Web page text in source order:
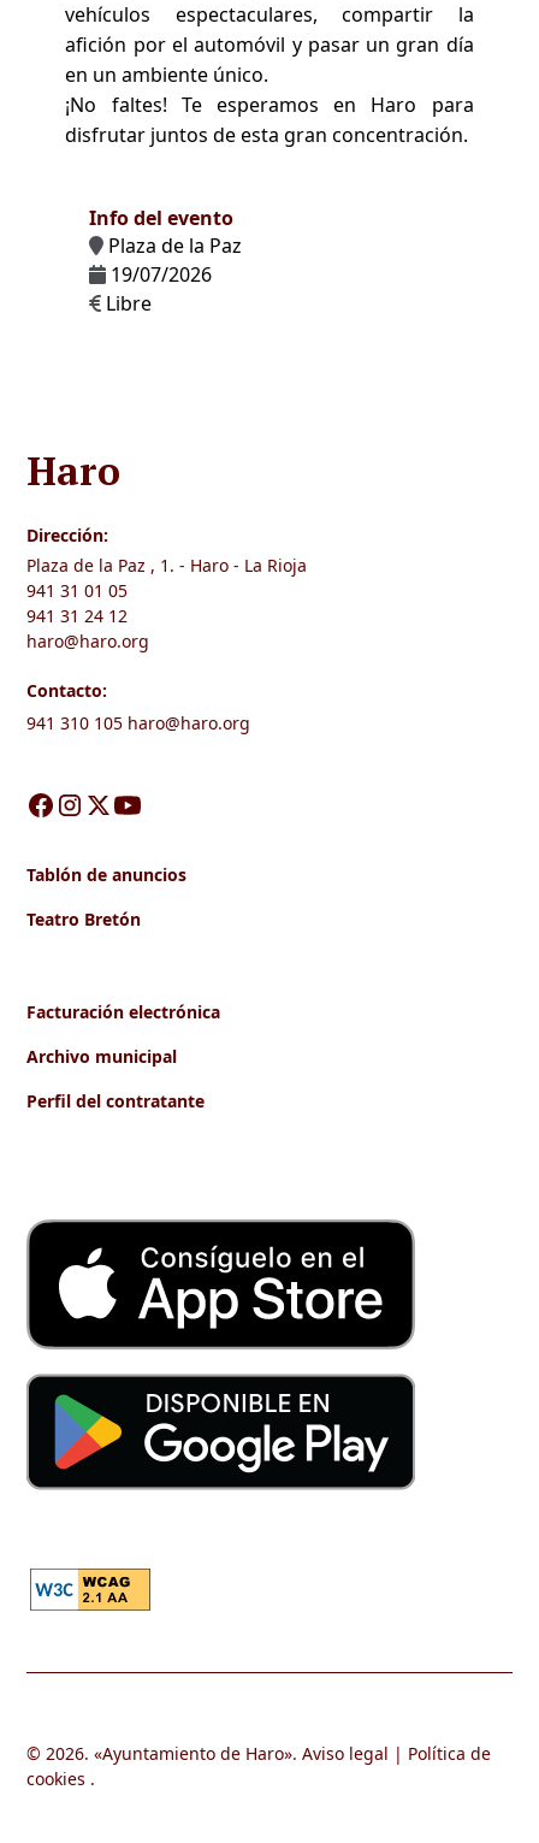
vehículos espectaculares, compartir la
afición por el automóvil y pasar un gran día
en un ambiente único.
¡No faltes! Te esperamos en Haro para
disfrutar juntos de esta gran concentración.
Info del evento
Plaza de la Paz
19/07/2026
Libre
Haro
Dirección:
Plaza de la Paz , 1. - Haro - La Rioja
941 31 01 05
941 31 24 12
haro@haro.org
Contacto:
941 310 105 haro@haro.org
Tablón de anuncios
Teatro Bretón
Facturación electrónica
Archivo municipal
Perfil del contratante
© 2026. «Ayuntamiento de Haro».Aviso legal | Política de
cookies .